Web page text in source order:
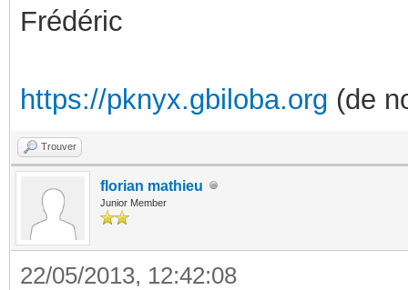
Frédéric
https://pknyx.gbiloba.org (de
Trouver
florian mathieu
Junior Member
22/05/2013, 12:42:08